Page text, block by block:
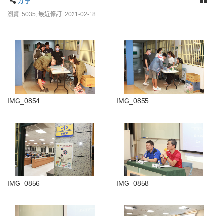
瀏覽: 5035, 最近修訂: 2021-02-18
IMG_0854 IMG_0855
IMG_0856 IMG_0858